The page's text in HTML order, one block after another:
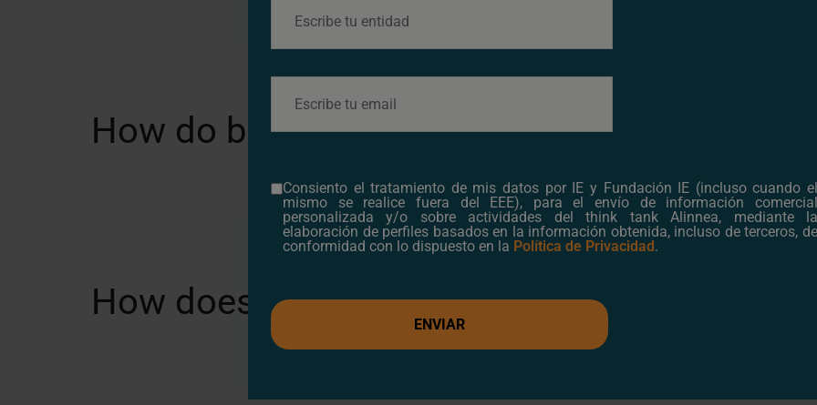
How do businesses become more
How does climate change affect
Consiento el tratamiento de mis datos por IE y Fundación IE (incluso cuando el
mismo se realice fuera del EEE), para el envío de información comercial
personalizada y/o sobre actividades del think tank Alinnea, mediante la
elaboración de perfiles basados en la información obtenida, incluso de terceros, de
conformidad con lo dispuesto en la Política de Privacidad.
ENVIAR